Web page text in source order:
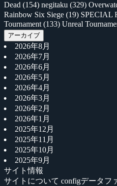
Dead (154) negitaku (329)
Rainbow Six Siege (19) SPECIAL
Tournament (133) Unreal
アーカイブ
2026年8月
2026年7月
2026年6月
2026年5月
2026年4月
2026年3月
2026年2月
2026年1月
2025年12月
2025年11月
2025年10月
2025年9月
サイト情報
サイトについて configデータフ